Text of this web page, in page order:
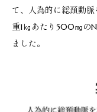
て、人為的に総頚動
重1㎏あたり500㎎の
ました。